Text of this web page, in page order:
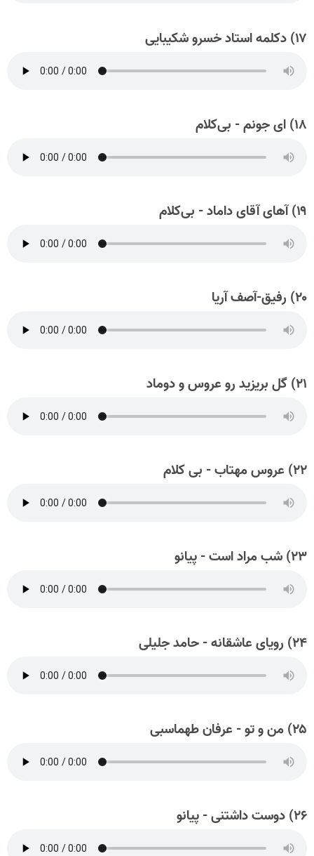
۱۷) دکلمه استاد خسرو شکیبایی
۱۸) ای جونم - بی‌کلام
۱۹) آهای آقای داماد - بی‌کلام
۲۰) رفیق-آصف آریا
۲۱) گل بریزید رو عروس و دوماد
۲۲) عروس مهتاب - بی کلام
۲۳) شب مراد است - پیانو
۲۴) رویای عاشقانه - حامد جلیلی
۲۵) من و تو - عرفان طهماسبی
۲۶) دوست داشتنی - پیانو